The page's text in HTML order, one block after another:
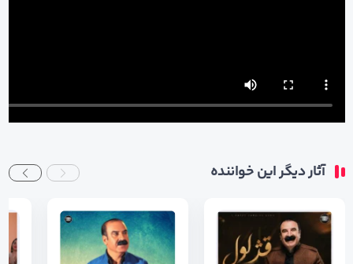
آثار دیگر این خواننده